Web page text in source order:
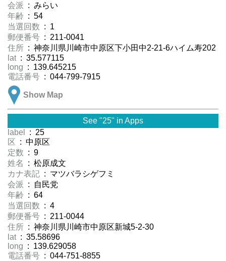
会派 : みらい
年齢 : 54
当選回数 : 1
郵便番号 : 211-0041
住所 : 神奈川県川崎市中原区下小田中2-21-6ハイム寿202
lat : 35.577115
long : 139.645215
電話番号 : 044-799-7915
Show Map
See "25" in Apps
label
: 25
区 : 中原区
定数 : 9
姓名
: 松原成文
カナ表記 : マツバラシゲフミ
会派 : 自民党
年齢 : 64
当選回数 : 4
郵便番号 : 211-0044
住所 : 神奈川県川崎市中原区新城5-2-30
lat : 35.58696
long : 139.629058
電話番号 : 044-751-8855